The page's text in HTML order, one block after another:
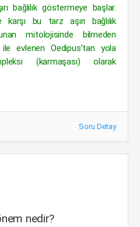
bağlılık göstermeye başlar.
bu tarz aşırı bağlılık
mitolojisinde bilmeden
evlenen Oedipus’tan yola
(karmaşası) olarak
Soru Detay
nedir?